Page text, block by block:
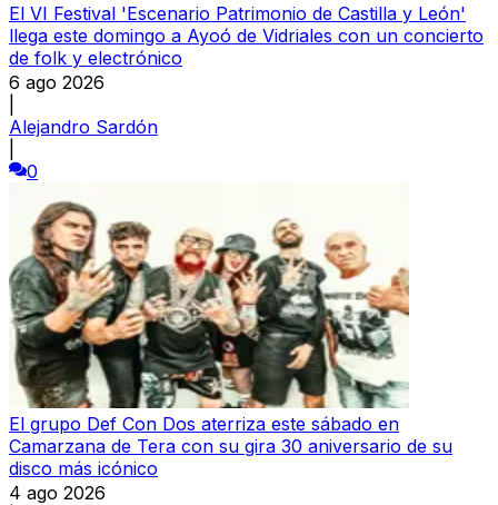
El VI Festival 'Escenario Patrimonio de Castilla y León'
llega este domingo a Ayoó de Vidriales con un concierto
de folk y electrónico
6 ago 2026
Alejandro Sardón
0
El grupo Def Con Dos aterriza este sábado en
Camarzana de Tera con su gira 30 aniversario de su
disco más icónico
4 ago 2026